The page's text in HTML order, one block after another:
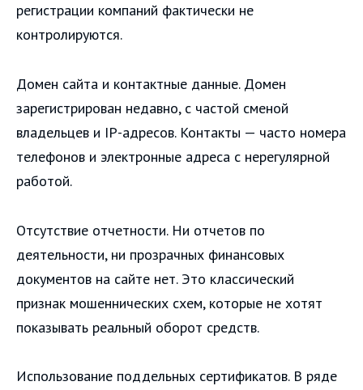
регистрации компаний фактически не
контролируются.
Домен сайта и контактные данные. Домен
зарегистрирован недавно, с частой сменой
владельцев и IP-адресов. Контакты — часто номера
телефонов и электронные адреса с нерегулярной
работой.
Отсутствие отчетности. Ни отчетов по
деятельности, ни прозрачных финансовых
документов на сайте нет. Это классический
признак мошеннических схем, которые не хотят
показывать реальный оборот средств.
Использование поддельных сертификатов. В ряде